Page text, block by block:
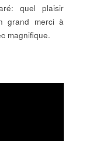
quel plaisir
grand merci à
magnifique.